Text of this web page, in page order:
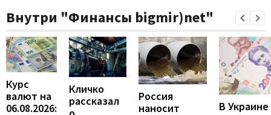
Внутри "Финансы bigmir)net"
Курс
валют на
06.08.2026:
Кличко
рассказал
Россия
наносит
В Украине